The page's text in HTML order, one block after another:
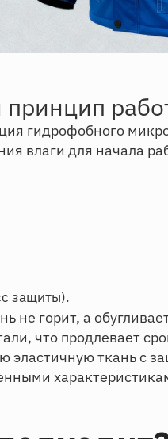
принцип
гидрофобного
влаги для начала
защиты).
не горит, а
что продлевает
эластичную ткань с